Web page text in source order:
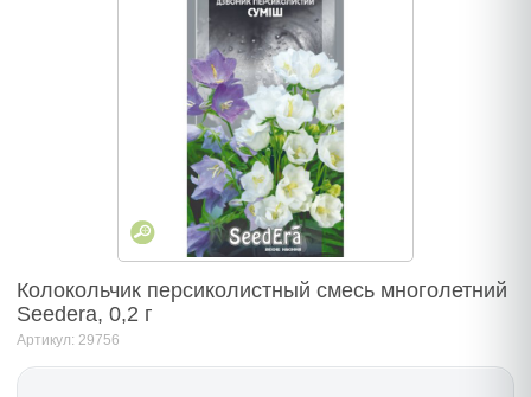
Колокольчик персиколистный смесь многолетний
Seedera, 0,2 г
Артикул: 29756